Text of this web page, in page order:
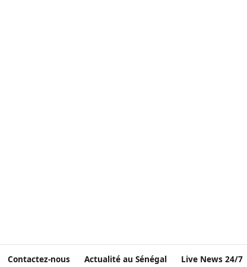
Contactez-nous Actualité au Sénégal Live News 24/7